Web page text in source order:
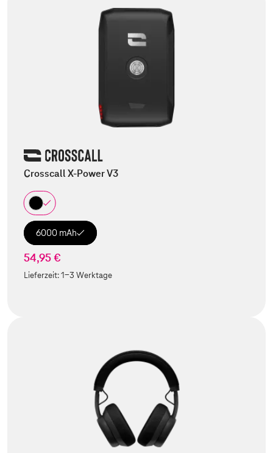
Crosscall X-Power V3
6000 mAh
54,95 €
Lieferzeit:1-3 Werktage